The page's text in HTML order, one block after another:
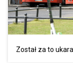
Został za to